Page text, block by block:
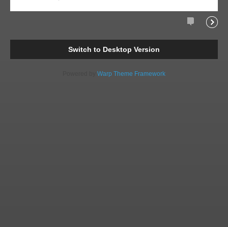
Comments
Switch to Desktop Version
Warp Theme Framework